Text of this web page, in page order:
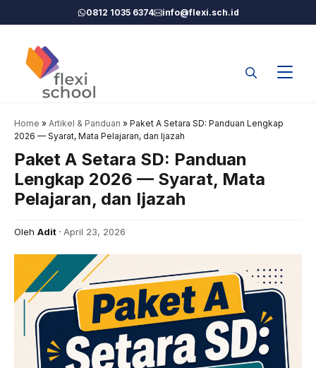
ke
0812 1035 6374 info@flexi.sch.id
Home » Artikel & Panduan » Paket A Setara SD: Panduan Lengkap
2026 — Syarat, Mata Pelajaran, dan Ijazah
Paket A Setara SD: Panduan
Lengkap 2026 — Syarat, Mata
Pelajaran, dan Ijazah
Oleh Adit April 23, 2026